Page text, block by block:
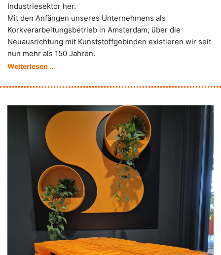
Industriesektor her.
Mit den Anfängen unseres Unternehmens als
Korkverarbeitungsbetrieb in Amsterdam, über die
Neuausrichtung mit Kunststoffgebinden existieren wir seit
nun mehr als 150 Jahren.
Weiterlesen ...